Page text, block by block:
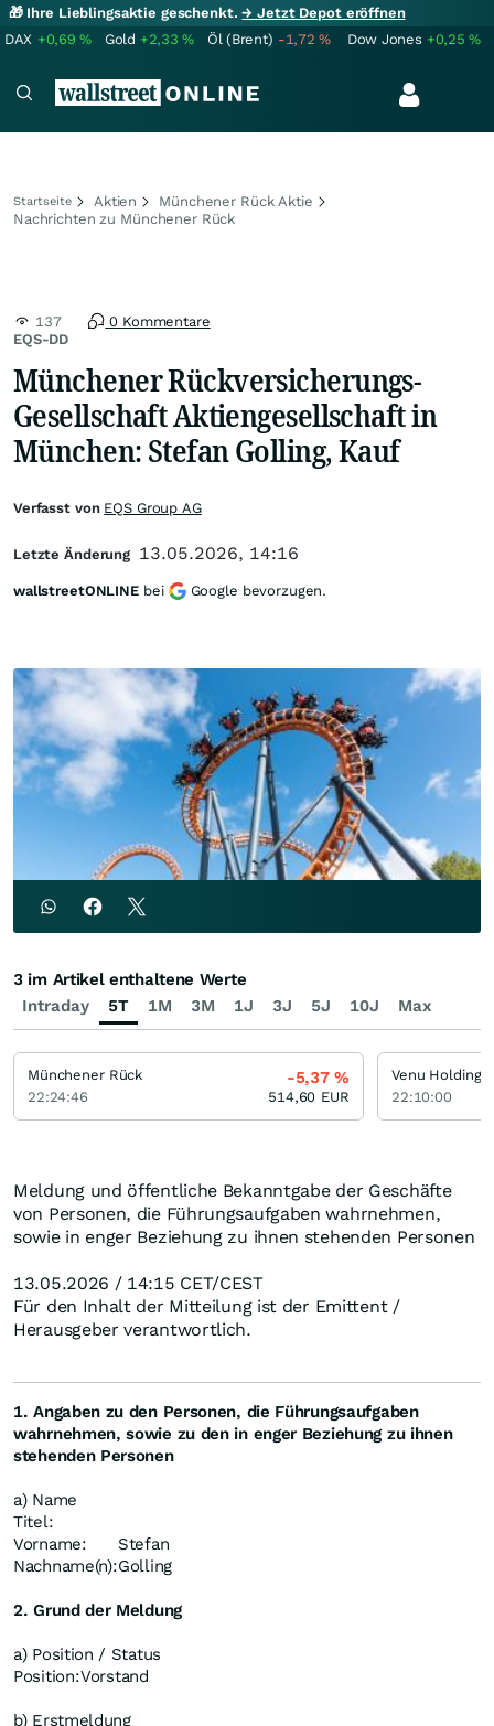
🎁 Ihre Lieblingsaktie geschenkt.→ Jetzt Depot eröffnen
DAX +0,69% Gold +2,33% Öl (Brent) -1,72% Dow Jones +0,25%
Startseite Aktien
Münchener Rück Aktie
Nachrichten zu Münchener Rück
EQS-DD
137 0 Kommentare
Münchener Rückversicherungs-
Gesellschaft Aktiengesellschaft in
München: Stefan Golling, Kauf
Meldung und öffentliche Bekanntgabe der Geschäfte
von Personen, die Führungsaufgaben wahrnehmen,
sowie in enger Beziehung zu ihnen stehenden Personen
13.05.2026 / 14:15 CET/CEST
Für den Inhalt der Mitteilung ist der Emittent /
Herausgeber verantwortlich.
1. Angaben zu den Personen, die Führungsaufgaben
wahrnehmen, sowie zu den in enger Beziehung zu ihnen
stehenden Personen
a) Name
Titel:
Vorname:
Stefan
Nachname(n):Golling
2. Grund der Meldung
a) Position / Status
Position:Vorstand
b) Erstmeldung
Verfasst von EQS Group AG
Letzte Änderung 13.05.2026, 14:16
wallstreetONLINE bei Google bevorzugen.
Intraday 5T 1M 3M 1J 3J 5J 10J Max
3 im Artikel enthaltene Werte
Münchener Rück
22:24:46
-5,37%
514,60 EUR
Venu Holding
22:10:00